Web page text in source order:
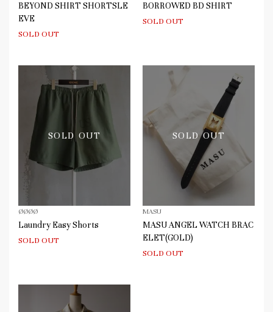
BEYOND SHIRT SHORTSLE
EVE
SOLD OUT
BORROWED BD SHIRT
SOLD OUT
SOLD OUT
ØØØØ
Laundry Easy Shorts
SOLD OUT
SOLD OUT
MASU
MASU ANGEL WATCH BRAC
ELET(GOLD)
SOLD OUT